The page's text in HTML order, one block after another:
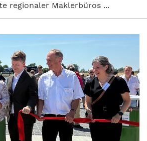
regionaler Maklerbüros ...